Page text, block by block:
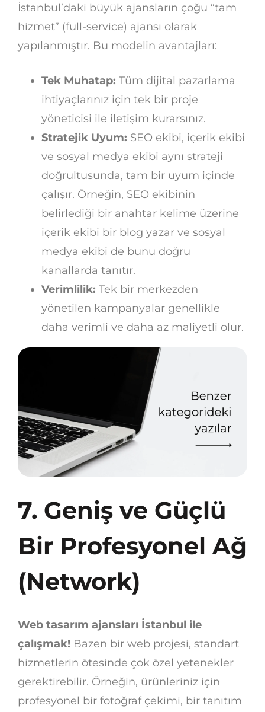
İstanbul’daki büyük ajansların çoğu “tam
hizmet” (full-service) ajansı olarak
yapılanmıştır. Bu modelin avantajları:
Tek Muhatap: Tüm dijital pazarlama
ihtiyaçlarınız için tek bir proje
yöneticisi ile iletişim kurarsınız.
Stratejik Uyum: SEO ekibi, içerik ekibi
ve sosyal medya ekibi aynı strateji
doğrultusunda, tam bir uyum içinde
çalışır. Örneğin, SEO ekibinin
belirlediği bir anahtar kelime üzerine
içerik ekibi bir blog yazar ve sosyal
medya ekibi de bunu doğru
kanallarda tanıtır.
Verimlilik: Tek bir merkezden
yönetilen kampanyalar genellikle
daha verimli ve daha az maliyetli olur.
7. Geniş ve Güçlü
Bir Profesyonel Ağ
(Network)
Web tasarım ajansları İstanbul ile
çalışmak! Bazen bir web projesi, standart
hizmetlerin ötesinde çok özel yetenekler
gerektirebilir. Örneğin, ürünleriniz için
profesyonel bir fotoğraf çekimi, bir tanıtım